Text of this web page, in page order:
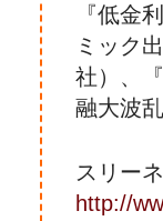
『低金
ミック
社）、
融大波
スリー
http://